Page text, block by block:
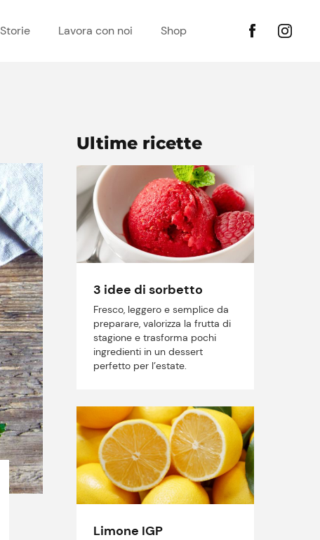
Storie Lavora con noi Shop
Ultime ricette
3 idee di sorbetto
Fresco, leggero e semplice da
preparare, valorizza la frutta di
stagione e trasforma pochi
ingredienti in un dessert
perfetto per l’estate.
Limone IGP